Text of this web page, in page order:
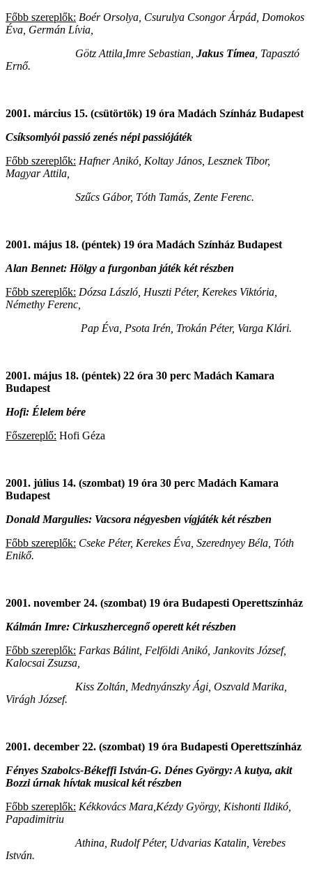
Főbb szereplők: Boér Orsolya, Csurulya Csongor Árpád, Domokos
Éva, Germán Lívia,
Götz Attila,Imre Sebastian, Jakus Tímea , Tapasztó
Ernő.
2001. március 15. (csütörtök) 19 óra Madách Színház Budapest
Csíksomlyói passió zenés népi passiójáték
Főbb szereplők: Hafner Anikó, Koltay János, Lesznek Tibor,
Magyar Attila,
Szűcs Gábor, Tóth Tamás, Zente Ferenc.
2001. május 18. (péntek) 19 óra Madách Színház Budapest
Alan Bennet: Hölgy a furgonban játék két részben
Főbb szereplők: Dózsa László, Huszti Péter, Kerekes Viktória,
Némethy Ferenc,
Pap Éva, Psota Irén, Trokán Péter, Varga Klári.
2001. május 18. (péntek) 22 óra 30 perc Madách Kamara
Budapest
Hofi: Élelem bére
Főszereplő: Hofi Géza
2001. július 14. (szombat) 19 óra 30 perc Madách Kamara
Budapest
Donald Margulies: Vacsora négyesben vígjáték két részben
Főbb szereplők: Cseke Péter, Kerekes Éva, Szerednyey Béla, Tóth
Enikő.
2001. november 24. (szombat) 19 óra Budapesti Operettszínház
Kálmán Imre: Cirkuszhercegnő operett két részben
Főbb szereplők: Farkas Bálint, Felföldi Anikó, Jankovits József,
Kalocsai Zsuzsa,
Kiss Zoltán, Mednyánszky Ági, Oszvald Marika,
Virágh József.
2001. december 22. (szombat) 19 óra Budapesti Operettszínház
Fényes Szabolcs-Békeffi István-G. Dénes György: A kutya, akit
Bozziúrnak hívtak musical két részben
Főbb szereplők: Kékkovács Mara,Kézdy György, Kishonti Ildikó,
Papadimitriu
Athina, Rudolf Péter, Udvarias Katalin, Verebes
István.